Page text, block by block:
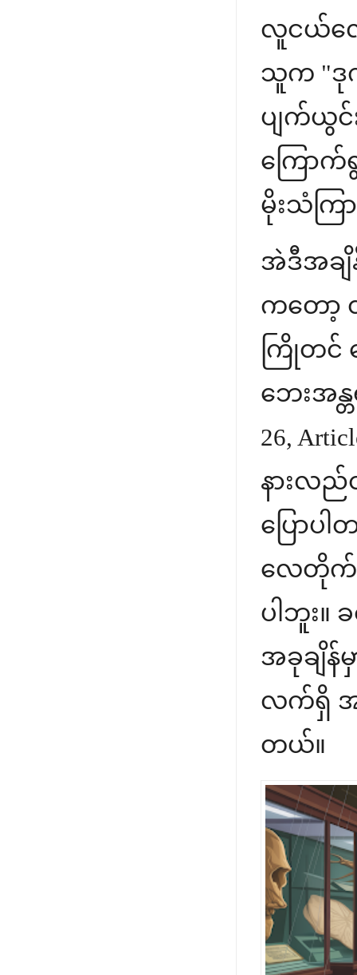
လူငယ်လ
သူက "ဒုက္
ပျက်ယွင်
ကြောက်
မိုးသံကြ
အဲဒီအချိ
ကတော့
ကြိုတင်
ဘေးအန္
26,
နားလည်
ပြောပ
လေတိုက်တ
ပါဘူး။
အခုချိန်
လက်ရှိ အ
တယ်။